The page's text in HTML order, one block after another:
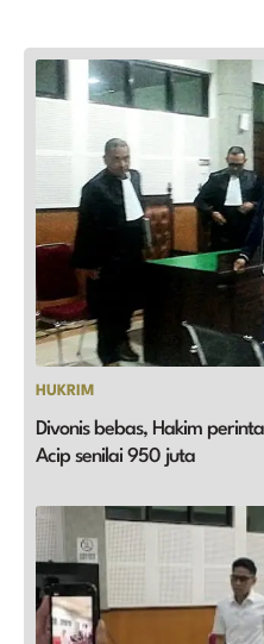
HUKRIM
Divonis bebas, Hakim
Acip senilai 950 juta